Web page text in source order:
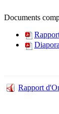
Documents
Rapport